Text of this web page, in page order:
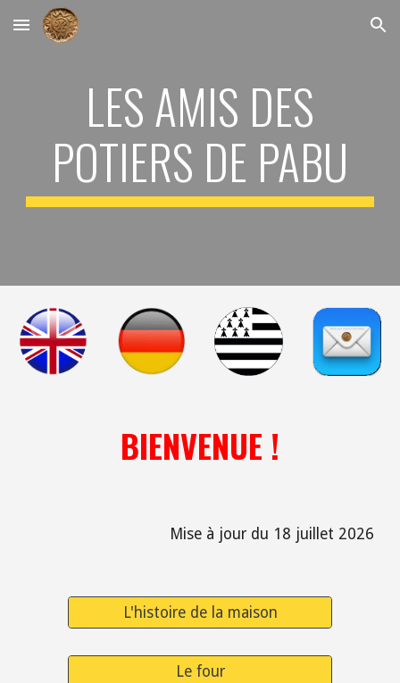
Skip to main content Skip to navigation
LES AMIS DES
POTIERS DE PABU
BIENVENUE !
Mise à jour du 18 juillet 2026
L'histoire de la maison
Le four